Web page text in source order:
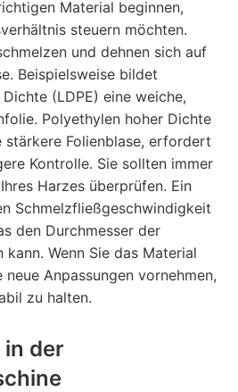
Material beginnen,
steuern möchten.
und dehnen sich auf
Beispielsweise bildet
(LDPE) eine weiche,
Polyethylen hoher Dichte
stärkere Folienblase, erfordert
Kontrolle. Sie sollten immer
Harzes überprüfen. Ein
Schmelzfließgeschwindigkeit
den Durchmesser der
kann. Wenn Sie das Material
neue Anpassungen vornehmen,
zu halten.
der